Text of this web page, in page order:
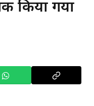
किया गया